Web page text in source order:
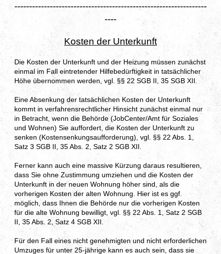
-----------------------------------------------------------------
----
Kosten der Unterkunft
Die Kosten der Unterkunft und der Heizung müssen zunächst
einmal im Fall eintretender Hilfebedürftigkeit in tatsächlicher
Höhe übernommen werden, vgl. §§ 22 SGB II, 35 SGB XII.
Eine Absenkung der tatsächlichen Kosten der Unterkunft
kommt in verfahrensrechtlicher Hinsicht zunächst einmal nur
in Betracht, wenn die Behörde (JobCenter/Amt für Soziales
und Wohnen) Sie auffordert, die Kosten der Unterkunft zu
senken (Kostensenkungsaufforderung), vgl. §§ 22 Abs. 1,
Satz 3 SGB II, 35 Abs. 2, Satz 2 SGB XII.
Ferner kann auch eine massive Kürzung daraus resultieren,
dass Sie ohne Zustimmung umziehen und die Kosten der
Unterkunft in der neuen Wohnung höher sind, als die
vorherigen Kosten der alten Wohnung. Hier ist es ggf.
möglich, dass Ihnen die Behörde nur die vorherigen Kosten
für die alte Wohnung bewilligt, vgl. §§ 22 Abs. 1, Satz 2 SGB
II, 35 Abs. 2, Satz 4 SGB XII.
Für den Fall eines nicht genehmigten und nicht erforderlichen
Umzuges für unter 25-jährige kann es auch sein, dass sie